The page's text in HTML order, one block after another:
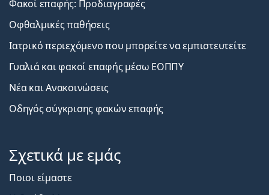
Φακοί επαφής: Προδιαγραφές
Οφθαλμικές παθήσεις
Ιατρικό περιεχόμενο που μπορείτε να εμπιστευτείτε
Γυαλιά και φακοί επαφής μέσω ΕΟΠΠΥ
Νέα και Ανακοινώσεις
Οδηγός σύγκρισης φακών επαφής
Σχετικά με εμάς
Ποιοι είμαστε